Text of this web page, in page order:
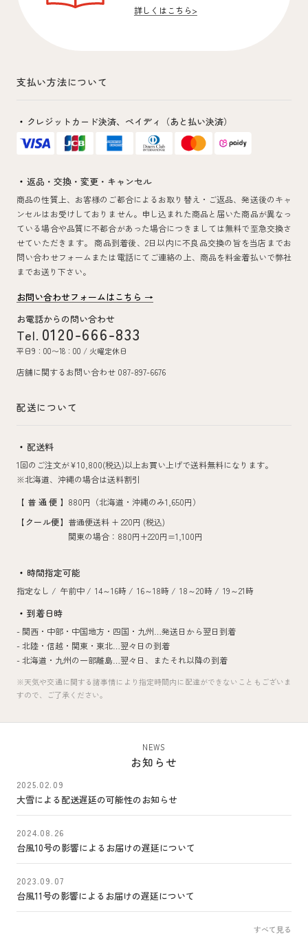
詳しくはこちら>
支払い方法について
クレジットカード決済、 ペイディ（あと払い決済）
返品・交換・変更・キャンセル
商品の性質上、お客様のご都合によるお取り替え・ご返品、発送後のキャ
ンセルはお受けしておりません。申し込まれた商品と届いた商品が異なっ
ている場合や品質に不都合があった場合につきましては無料で至急交換さ
せていただきます。 商品到着後、2日以内に不良品交換の旨を当店までお
問い合わせフォームまたは電話にてご連絡の上、商品を料金着払いで弊社
までお送り下さい。
お問い合わせフォームはこちら →
お電話からの問い合わせ
Tel. 0120-666-833
平日9：00〜18：00 / 火曜定休日
店舗に関するお問い合わせ 087-897-6676
配送について
配送料
1回のご注文が¥10,800(税込)以上お買い上げで送料無料になります。
※北海道、沖縄の場合は送料割引
【普通便】 880円（北海道・沖縄のみ1,650円）
【クール便】 普通便送料 + 220円 (税込)
関東の場合：880円+220円=1,100円
時間指定可能
指定なし / 午前中 / 14～16時 / 16～18時 / 18～20時 / 19～21時
到着日時
- 関西・中部・中国地方・四国・九州… 発送日から翌日到着
- 北陸・信越・関東・東北… 翌々日の到着
- 北海道・九州の一部離島… 翌々日、またそれ以降の到着
※天気や交通に関する諸事情により指定時間内に配達ができないこともございま
すので、ご了承ください。
NEWS
お知らせ
2025.02.09
大雪による配送遅延の可能性のお知らせ
2024.08.26
台風10号の影響によるお届けの遅延について
2023.09.07
台風11号の影響によるお届けの遅延について
すべて見る